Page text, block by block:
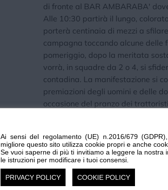
Ai sensi del regolamento (UE) n.2016/679
migliore questo sito utilizza cookie propri e anche
Se vuoi saperne di più ti invitiamo a leggere la
le istruzioni per modificare i tuoi consensi.
PRIVACY POLICY COOKIE POLICY
di fronte al BAR AMBARABA'
Alle 10:30 partirà il lungo,
porterà centinaia di mezzi a
campagna toccando alcune delle
pomeriggio, dopo la meritata
vorrà, in squadre da 2 o 4, si
contadina. La manifestazione si
premiazioni degli uomini e delle
occasione del pranzo dei
TRATTOLANDIA, che non potete
Non vi resta dunque che
condividere con noi l'inizio di